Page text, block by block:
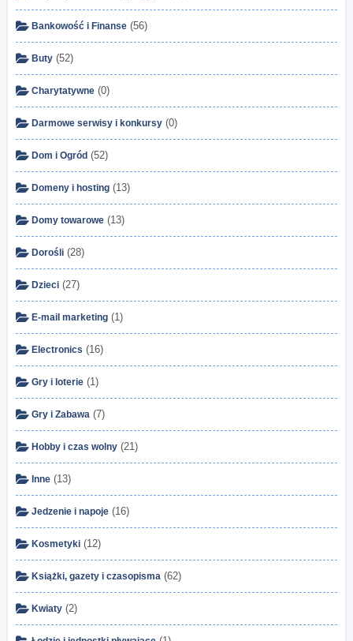
Bankowość i Finanse (56)
Buty (52)
Charytatywne (0)
Darmowe serwisy i konkursy (0)
Dom i Ogród (52)
Domeny i hosting (13)
Domy towarowe (13)
Dorośli (28)
Dzieci (27)
E-mail marketing (1)
Electronics (16)
Gry i loterie (1)
Gry i Zabawa (7)
Hobby i czas wolny (21)
Inne (13)
Jedzenie i napoje (16)
Kosmetyki (12)
Książki, gazety i czasopisma (62)
Kwiaty (2)